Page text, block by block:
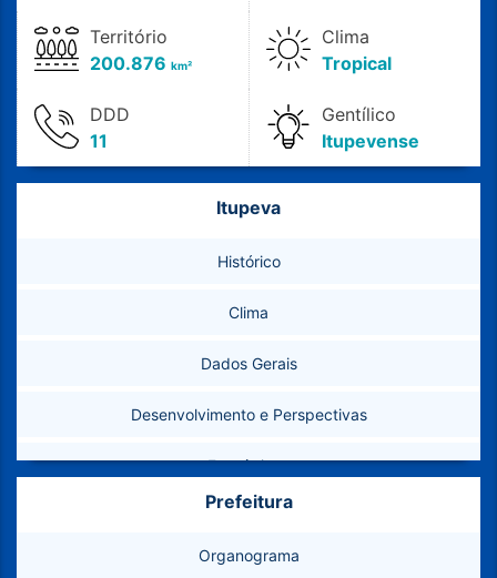
Território
200.876 km²
Clima
Tropical
DDD
11
Gentílico
Itupevense
Itupeva
Histórico
Clima
Dados Gerais
Desenvolvimento e Perspectivas
Estatísticas
Como Chegar
Prefeitura
Organograma